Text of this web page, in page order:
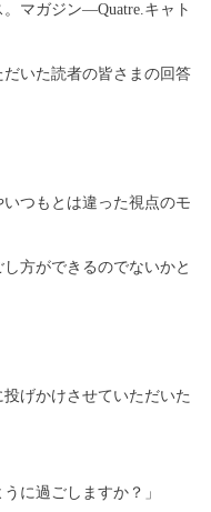
マガジン―Quatre.キャト
いた読者の皆さまの回答
つもとは違った視点のモ
方ができるのでないかと
げかけさせていただいた
に過ごしますか？」